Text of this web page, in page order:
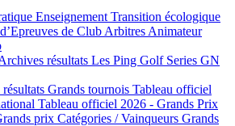
Enseignement Transition écologique
de Club Arbitres Animateur
résultats Les Ping Golf Series GN
Grands tournois Tableau officiel
Tableau officiel 2026 - Grands Prix
prix Catégories / Vainqueurs Grands